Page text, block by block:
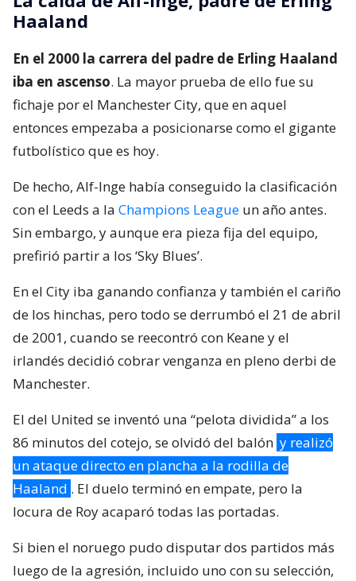
Haaland
En el 2000 la carrera del padre de Erling Haaland
iba en ascenso. La mayor prueba de ello fue su
fichaje por el Manchester City, que en aquel
entonces empezaba a posicionarse como el gigante
futbolístico que es hoy.
De hecho, Alf-Inge había conseguido la clasificación
con el Leeds a la Champions League un año antes.
Sin embargo, y aunque era pieza fija del equipo,
prefirió partir a los ‘Sky Blues’.
En el City iba ganando confianza y también el cariño
de los hinchas, pero todo se derrumbó el 21 de abril
de 2001, cuando se reecontró con Keane y el
irlandés decidió cobrar venganza en pleno derbi de
Manchester.
El del United se inventó una “pelota dividida” a los
86 minutos del cotejo, se olvidó del balón y realizó
un ataque directo en plancha a la rodilla de
Haaland . El duelo terminó en empate, pero la
locura de Roy acaparó todas las portadas.
Si bien el noruego pudo disputar dos partidos más
luego de la agresión, incluido uno con su selección,